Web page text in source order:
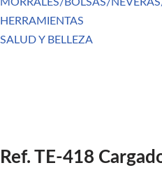
HERRAMIENTAS
SALUD Y BELLEZA
Ref. TE-418